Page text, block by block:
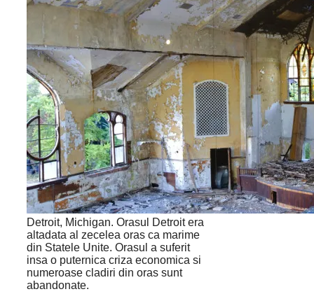
Detroit, Michigan. Orasul Detroit era
altadata al zecelea oras ca marime
din Statele Unite. Orasul a suferit
insa o puternica criza economica si
numeroase cladiri din oras sunt
abandonate.